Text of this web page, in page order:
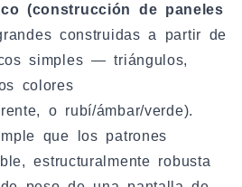
(construcción de paneles
construidas a partir de
simples — triángulos,
colores
o rubí/ámbar/verde).
que los patrones
estructuralmente robusta